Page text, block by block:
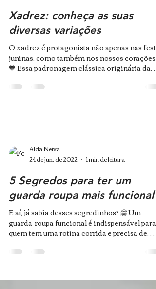
Xadrez: conheça as suas
diversas variações
O xadrez é protagonista não apenas nas
juninas, como também nos nossos corações!
🧡 Essa padronagem clássica originária da
Alda Neiva
24 de jun. de 2022
1 min de leitura
5 Segredos para ter um
guarda roupa mais funcional
E aí, já sabia desses segredinhos? 🤗 Um
guarda-roupa funcional é indispensável para
quem tem uma rotina corrida e precisa de